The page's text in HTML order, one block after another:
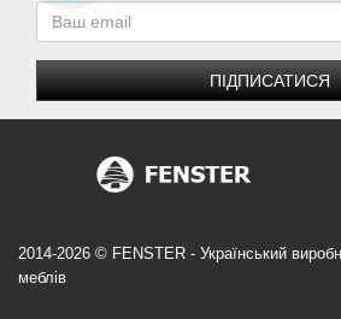
ПІДПИСАТИСЯ
2014-2026 © FENSTER - Український
меблів